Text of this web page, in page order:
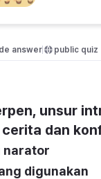
answer public quiz
unsur
dan
narator
digunakan